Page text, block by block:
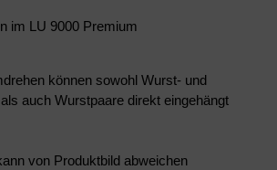
im LU 9000 Premium
können sowohl Wurst- und
auch Wurstpaare direkt eingehängt
von Produktbild abweichen